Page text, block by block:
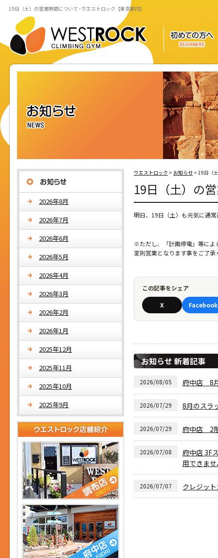
19日（土）の営業時間について - ウエストロック【東京都内】
ウエストロック > お知らせ > 19日（
19日（土）の
明日、19日（土）も元気に通
※ただし、「計画停電」等によ
変則営業となります事をご了承
この記事をシェア
X Facebook
お知らせ 新着記事
2026/08/05 府中店 8
2026/07/29 8月のスラ
2026/07/29 府中店 2
2026/07/08
府中店 3F
用できま
2026/07/07 クレジッ
2026年8月
2026年7月
2026年6月
2026年5月
2026年4月
2026年3月
2026年2月
2026年1月
2025年12月
2025年11月
2025年10月
2025年9月